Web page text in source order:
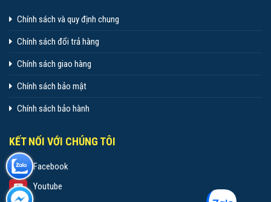
Chính sách và quy định chung
Chính sách đổi trả hàng
Chính sách giao hàng
Chính sách bảo mật
Chính sách bảo hành
KẾT NỐI VỚI CHÚNG TÔI
Facebook
Youtube